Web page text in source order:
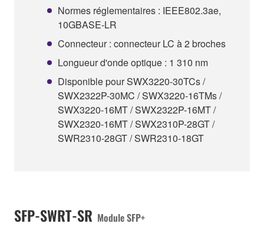
Normes réglementaires : IEEE802.3ae,
10GBASE-LR
Connecteur : connecteur LC à 2 broches
Longueur d'onde optique : 1 310 nm
Disponible pour SWX3220-30TCs /
SWX2322P-30MC / SWX3220-16TMs /
SWX3220-16MT / SWX2322P-16MT /
SWX2320-16MT / SWX2310P-28GT /
SWR2310-28GT / SWR2310-18GT
SFP-SWRT-SR Module SFP+